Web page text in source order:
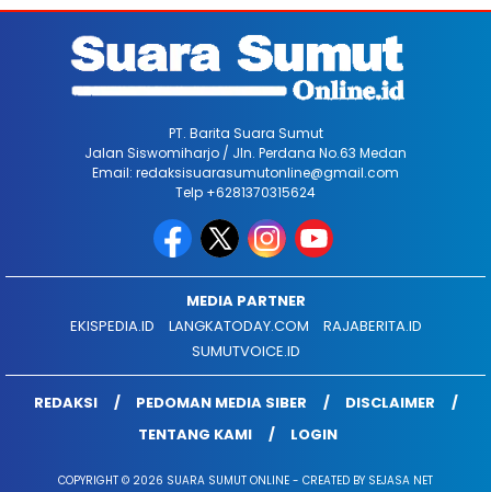
PT. Barita Suara Sumut
Jalan Siswomiharjo / Jln. Perdana No.63 Medan
Email: redaksisuarasumutonline@gmail.com
Telp +6281370315624
MEDIA PARTNER
EKISPEDIA.ID
LANGKATODAY.COM
RAJABERITA.ID
SUMUTVOICE.ID
REDAKSI PEDOMAN MEDIA SIBER
DISCLAIMER
TENTANG KAMI
LOGIN
COPYRIGHT © 2026 SUARA SUMUT ONLINE - CREATED BY SEJASA NET